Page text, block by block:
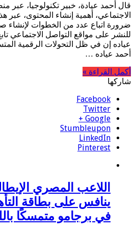
قال أحمد عيادة، خبير تكنولوجيا، عبر
الاجتماعي، أهمية إنشاء المحتوى، عبر
ضرورة اتباع عدد من الخطوات لإنشاء
للنشر على مواقع التواصل الاجتماعي
عياده إن في ظل التحولات الرقمية
أحمد عياده …
أكمل القراءة »
شاركها
Facebook
Twitter
Google +
Stumbleupon
LinkedIn
Pinterest
اللاعب المصري
ينافس على بطاقة
في برجامو متمسكًا